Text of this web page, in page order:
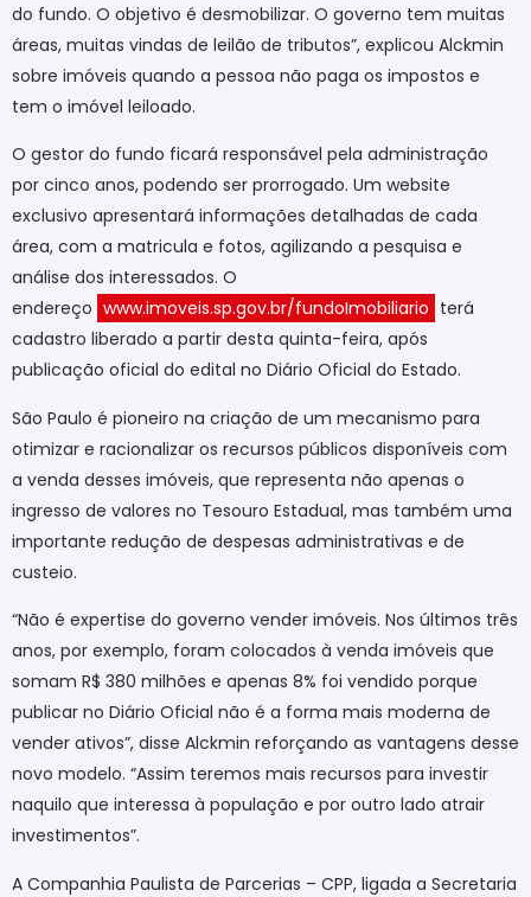
do fundo. O objetivo é desmobilizar. O governo tem muitas
áreas, muitas vindas de leilão de tributos”, explicou Alckmin
sobre imóveis quando a pessoa não paga os impostos e
tem o imóvel leiloado.
O gestor do fundo ficará responsável pela administração
por cinco anos, podendo ser prorrogado. Um website
exclusivo apresentará informações detalhadas de cada
área, com a matricula e fotos, agilizando a pesquisa e
análise dos interessados. O
endereço www.imoveis.sp.gov.br/fundoImobiliario terá
cadastro liberado a partir desta quinta-feira, após
publicação oficial do edital no Diário Oficial do Estado.
São Paulo é pioneiro na criação de um mecanismo para
otimizar e racionalizar os recursos públicos disponíveis com
a venda desses imóveis, que representa não apenas o
ingresso de valores no Tesouro Estadual, mas também uma
importante redução de despesas administrativas e de
custeio.
“Não é expertise do governo vender imóveis. Nos últimos três
anos, por exemplo, foram colocados à venda imóveis que
somam R$ 380 milhões e apenas 8% foi vendido porque
publicar no Diário Oficial não é a forma mais moderna de
vender ativos”, disse Alckmin reforçando as vantagens desse
novo modelo. “Assim teremos mais recursos para investir
naquilo que interessa à população e por outro lado atrair
investimentos”.
A Companhia Paulista de Parcerias – CPP, ligada a Secretaria